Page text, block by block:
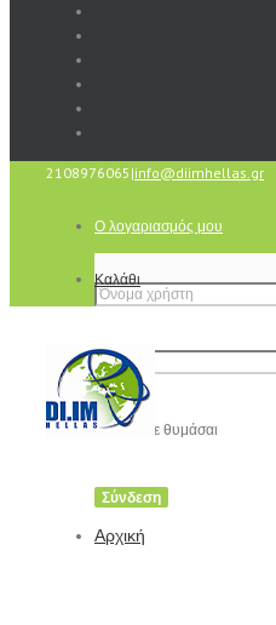
2108976065 |info@diimhellas.gr
Ο λογαριασμός μου
Να με θυμάσαι
Καλάθι
Αρχική